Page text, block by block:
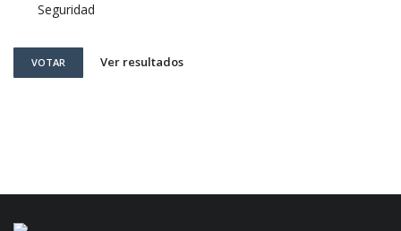
Seguridad
VOTAR Ver resultados